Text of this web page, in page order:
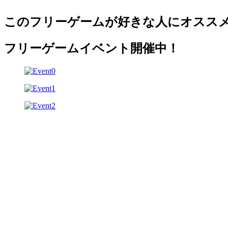
このフリーゲームが好きな人にオスス
フリーゲームイベント開催中！